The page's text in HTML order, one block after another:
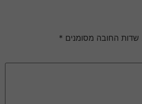
שדות החובה מסומנים *